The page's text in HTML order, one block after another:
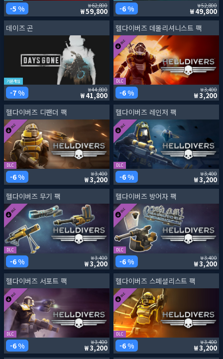
5 % 62,800
59,800 6 % 52,800
49,800
데이즈 곤
기본게임
7 % 44,800
41,800
헬다이버즈 데몰리셔니스트 팩
DLC
6 % 3,400
3,200
헬다이버즈 디팬더 팩
DLC
6 % 3,400
3,200
헬다이버즈 레인저 팩
DLC
6 % 3,400
3,200
헬다이버즈 무기 팩
DLC
6 % 3,400
3,200
헬다이버즈 방어자 팩
DLC
6 % 3,400
3,200
헬다이버즈 서포트 팩
DLC
6 % 3,400
3,200
헬다이버즈 스페셜리스트 팩
DLC
6 % 3,400
3,200